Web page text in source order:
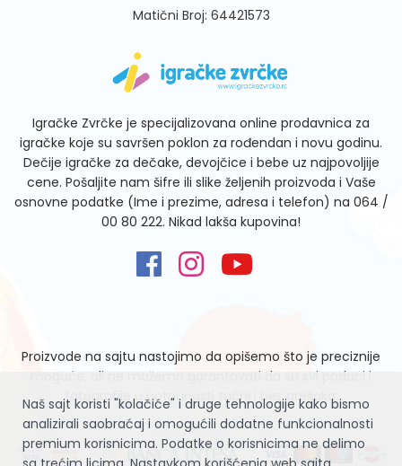
Naš sajt koristi "kolačiće" i druge tehnologije kako bismo
analizirali saobraćaj i omogućili dodatne funkcionalnosti
premium korisnicima. Podatke o korisnicima ne delimo
Matični Broj: 64421573
Igračke Zvrčke je specijalizovana online prodavnica za
igračke koje su savršen poklon za rođendan i novu godinu.
Dečije igračke za dečake, devojčice i bebe uz najpovoljije
cene. Pošaljite nam šifre ili slike željenih proizvoda i Vaše
osnovne podatke (Ime i prezime, adresa i telefon) na 064 /
00 80 222. Nikad lakša kupovina!
Proizvode na sajtu nastojimo da opišemo što je preciznije
moguće, ali ne možemo garantovati da su svi podaci i
fotografije u potpunosti tačni i bez grešaka.